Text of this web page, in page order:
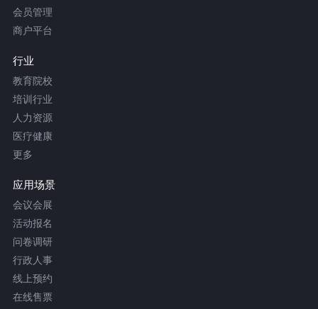
会员管理
商户平台
行业
教育院校
培训行业
人力资源
医疗健康
更多
应用场景
会议会展
活动报名
问卷调研
行政人事
线上预约
在线售票